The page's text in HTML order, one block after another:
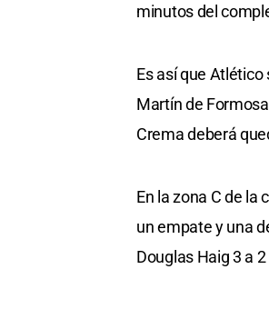
minutos del
Es así que
Martín de
Crema deberá
En la zona C de
un empate y una
Douglas Haig 3 a